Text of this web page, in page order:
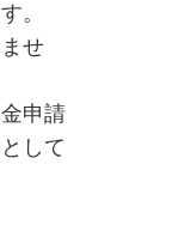
。
せ
申請
して